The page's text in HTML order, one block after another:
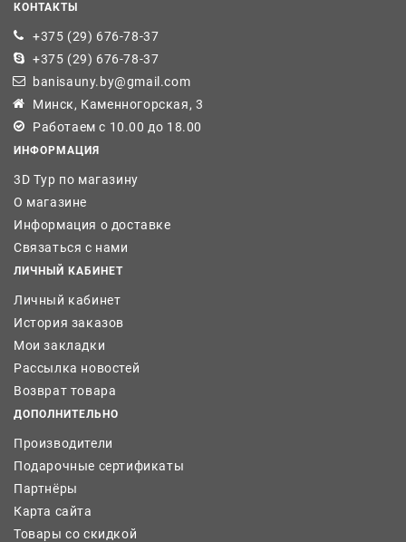
КОНТАКТЫ
+375 (29) 676-78-37
+375 (29) 676-78-37
banisauny.by@gmail.com
Минск, Каменногорская, 3
Работаем с 10.00 до 18.00
ИНФОРМАЦИЯ
3D Тур по магазину
О магазине
Информация о доставке
Связаться с нами
ЛИЧНЫЙ КАБИНЕТ
Личный кабинет
История заказов
Мои закладки
Рассылка новостей
Возврат товара
ДОПОЛНИТЕЛЬНО
Производители
Подарочные сертификаты
Партнёры
Карта сайта
Товары со скидкой